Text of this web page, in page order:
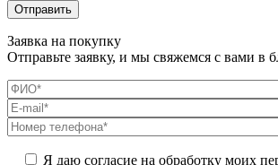
Заявка на покупку
Отправьте заявку, и мы свяжемся с вами в
Я даю согласие на обработку моих